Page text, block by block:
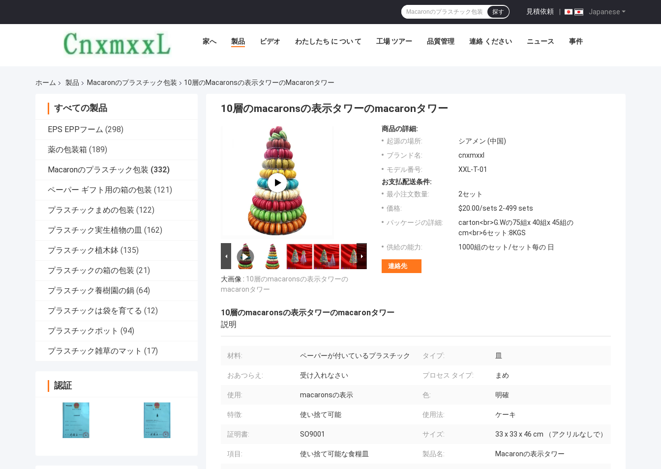
Japanese
見積依頼 |
探す
家へ 製品 ビデオ わたしたち に つい て 工場 ツアー 品質管理 連絡 ください ニュース 事件
ホーム 製品 Macaronのプラスチック包装 10層のmacaronsの表示タワーのmacaronタワー
すべての製品
EPS EPPフーム (298)
薬の包装箱 (189)
Macaronのプラスチック包装 (332)
ペーパー ギフト用の箱の包装 (121)
プラスチックまめの包装 (122)
プラスチック実生植物の皿 (162)
プラスチック植木鉢 (135)
プラスチックの箱の包装 (21)
プラスチック養樹園の鍋 (64)
プラスチックは袋を育てる (12)
プラスチックポット (94)
プラスチック雑草のマット (17)
認証
10層のmacaronsの表示タワーのmacaronタワー
大画像 : 10層のmacaronsの表示タワーの
macaronタワー
商品の詳細:
起源の場所:
シアメン (中国)
ブランド名:
cnxmxxl
モデル番号:
XXL-T-01
お支払配送条件:
最小注文数量:
2セット
価格:
$20.00/sets 2-499 sets
パッケージの詳細:
carton<br>G.Wの75組x 40組x 45組の
cm<br>6セット:8KGS
供給の能力:
1000組のセット/セット每の 日
連絡先
10層のmacaronsの表示タワーのmacaronタワー
説明
材料: ペーパーが付いているプラスチック タイプ: 皿
おあつらえ: 受け入れなさい プロセス タイプ: まめ
使用: macaronsの表示 色: 明確
特徴: 使い捨て可能 使用法: ケーキ
証明書: SO9001 サイズ: 33 x 33 x 46 cm （アクリルなしで）
項目: 使い捨て可能な食糧皿 製品名: Macaronの表示タワー